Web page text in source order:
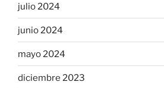
julio 2024
junio 2024
mayo 2024
diciembre 2023